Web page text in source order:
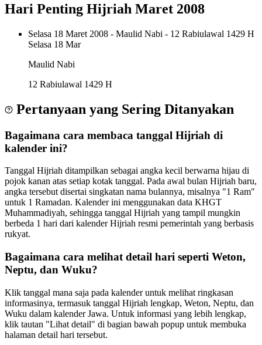
Hari Penting Hijriah Maret 2008
Selasa 18 Maret 2008 - Maulid Nabi - 12 Rabiulawal 1429 H
Selasa 18 Mar
Maulid Nabi
12 Rabiulawal 1429 H
Pertanyaan yang Sering Ditanyakan
Bagaimana cara membaca tanggal Hijriah di
kalender ini?
Tanggal Hijriah ditampilkan sebagai angka kecil berwarna hijau di
pojok kanan atas setiap kotak tanggal. Pada awal bulan Hijriah baru,
angka tersebut disertai singkatan nama bulannya, misalnya "1 Ram"
untuk 1 Ramadan. Kalender ini menggunakan data KHGT
Muhammadiyah, sehingga tanggal Hijriah yang tampil mungkin
berbeda 1 hari dari kalender Hijriah resmi pemerintah yang berbasis
rukyat.
Bagaimana cara melihat detail hari seperti Weton,
Neptu, dan Wuku?
Klik tanggal mana saja pada kalender untuk melihat ringkasan
informasinya, termasuk tanggal Hijriah lengkap, Weton, Neptu, dan
Wuku dalam kalender Jawa. Untuk informasi yang lebih lengkap,
klik tautan "Lihat detail" di bagian bawah popup untuk membuka
halaman detail hari tersebut.